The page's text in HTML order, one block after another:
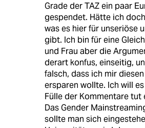
Grade der TAZ ein paar
gespendet. Hätte ich
was es hier für unseriöse
gibt. Ich bin für eine
und Frau aber die
derart konfus, einseitig,
falsch, dass ich mir
ersparen wollte. Ich will
Fülle der Kommentare tut
Das Gender
sollte man sich